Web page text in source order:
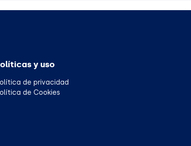
y uso
de privacidad
de Cookies